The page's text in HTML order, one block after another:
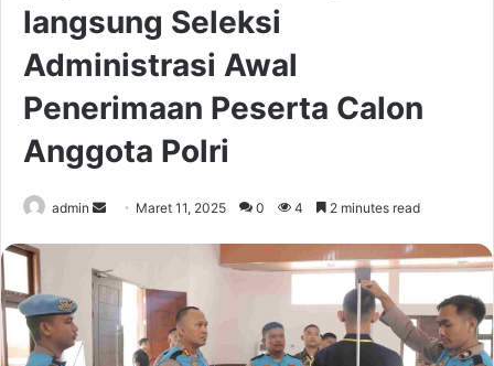
langsung Seleksi
Administrasi Awal
Penerimaan Peserta Calon
Anggota Polri
admin
Send Maret 11, 2025 0 4 2 minutes read